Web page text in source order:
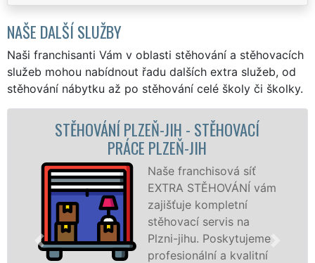
NAŠE DALŠÍ SLUŽBY
Naši franchisanti Vám v oblasti stěhování a stěhovacích
služeb mohou nabídnout řadu dalších extra služeb, od
stěhování nábytku až po stěhování celé školy či školky.
vám
kvalitní
STĚHOVACÍ SLUŽBA PLZEŇ-
STĚHOVACÍ FIRMA PLZEŇ-
stěhovací
speciální
technikou.